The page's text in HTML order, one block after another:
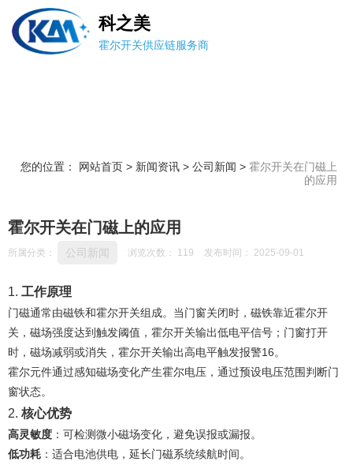
科之美
霍尔开关供应链服务商
您的位置： 网站首页 > 新闻资讯 > 公司新闻 > 霍尔开关在门磁上
的应用
霍尔开关在门磁上的应用
所属分类： 公司新闻 浏览次数： 119 发布时间： 2025-09-01
1. ‌ 工作原理
门磁通常由磁铁和霍尔开关组成。当门窗关闭时，磁铁靠近霍尔开
关，磁场强度达到触发阈值，霍尔开关输出低电平信号；门窗打开
时，磁场减弱或消失，霍尔开关输出高电平触发报警16。
霍尔元件通过感知磁场变化产生霍尔电压，通过预设电压范围判断门
窗状态。
2. ‌ 核心优势
高灵敏度 ‌：可检测微小磁场变化，避免误报或漏报。
低功耗 ‌：适合电池供电，延长门磁系统续航时间。